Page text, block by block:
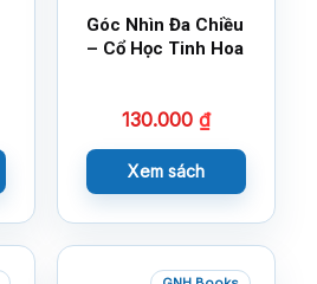
Góc Nhìn Đa Chiều
– Cổ Học Tinh Hoa
130.000 ₫
Xem sách